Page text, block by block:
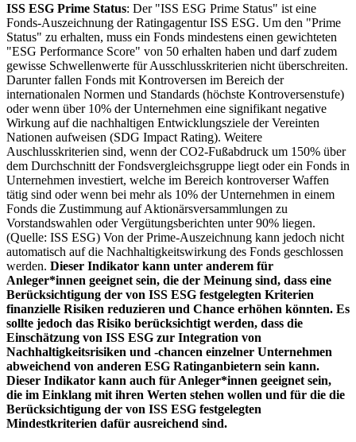
ISS ESG Prime Status: Der "ISS ESG Prime Status" ist eine
Fonds-Auszeichnung der Ratingagentur ISS ESG. Um den "Prime
Status" zu erhalten, muss ein Fonds mindestens einen gewichteten
"ESG Performance Score" von 50 erhalten haben und darf zudem
gewisse Schwellenwerte für Ausschlusskriterien nicht überschreiten.
Darunter fallen Fonds mit Kontroversen im Bereich der
internationalen Normen und Standards (höchste Kontroversenstufe)
oder wenn über 10% der Unternehmen eine signifikant negative
Wirkung auf die nachhaltigen Entwicklungsziele der Vereinten
Nationen aufweisen (SDG Impact Rating). Weitere
Auschlusskriterien sind, wenn der CO2-Fußabdruck um 150% über
dem Durchschnitt der Fondsvergleichsgruppe liegt oder ein Fonds in
Unternehmen investiert, welche im Bereich kontroverser Waffen
tätig sind oder wenn bei mehr als 10% der Unternehmen in einem
Fonds die Zustimmung auf Aktionärsversammlungen zu
Vorstandswahlen oder Vergütungsberichten unter 90% liegen.
(Quelle: ISS ESG) Von der Prime-Auszeichnung kann jedoch nicht
automatisch auf die Nachhaltigkeitswirkung des Fonds geschlossen
werden. Dieser Indikator kann unter anderem für
Anleger*innen geeignet sein, die der Meinung sind, dass eine
Berücksichtigung der von ISS ESG festgelegten Kriterien
finanzielle Risiken reduzieren und Chance erhöhen könnten. Es
sollte jedoch das Risiko berücksichtigt werden, dass die
Einschätzung von ISS ESG zur Integration von
Nachhaltigkeitsrisiken und -chancen einzelner Unternehmen
abweichend von anderen ESG Ratinganbietern sein kann.
Dieser Indikator kann auch für Anleger*innen geeignet sein,
die im Einklang mit ihren Werten stehen wollen und für die die
Berücksichtigung der von ISS ESG festgelegten
Mindestkriterien dafür ausreichend sind.